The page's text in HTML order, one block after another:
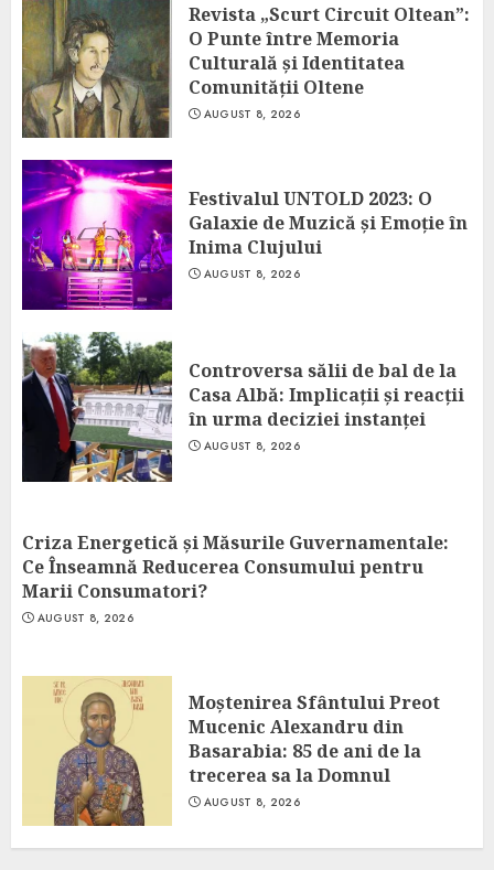
Revista „Scurt Circuit Oltean”:
O Punte între Memoria
Culturală și Identitatea
Comunității Oltene
AUGUST 8, 2026
Festivalul UNTOLD 2023: O
Galaxie de Muzică și Emoție în
Inima Clujului
AUGUST 8, 2026
Controversa sălii de bal de la
Casa Albă: Implicații și reacții
în urma deciziei instanței
AUGUST 8, 2026
Criza Energetică și Măsurile Guvernamentale:
Ce Înseamnă Reducerea Consumului pentru
Marii Consumatori?
AUGUST 8, 2026
Moștenirea Sfântului Preot
Mucenic Alexandru din
Basarabia: 85 de ani de la
trecerea sa la Domnul
AUGUST 8, 2026